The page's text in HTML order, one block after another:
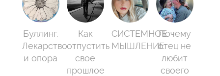
Буллинг.
Лекарство
и опора
Как
отпустить
свое
прошлое
СИСТЕМНОЕ
МЫШЛЕНИЕ
Почему
отец не
любит
своего